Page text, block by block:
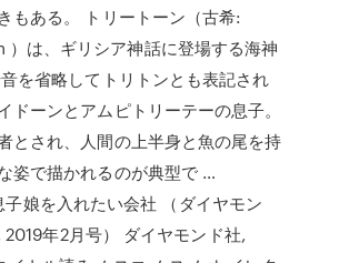
もある。 トリートーン（古希:
）は、ギリシア神話に登場する海神
を省略してトリトンとも表記され
ドーンとアムピトリーテーの息子。
とされ、人間の上半身と魚の尾を持
姿で描かれるのが典型で …
娘を入れたい会社 （ダイヤモン
2019年2月号） ダイヤモンド社,